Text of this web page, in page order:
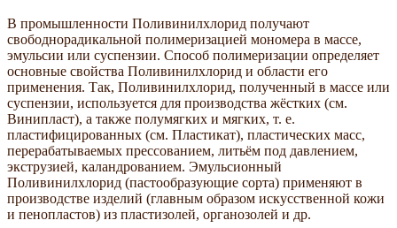
В промышленности Поливинилхлорид получают
свободнорадикальной полимеризацией мономера в массе,
эмульсии или суспензии. Способ полимеризации определяет
основные свойства Поливинилхлорид и области его
применения. Так, Поливинилхлорид, полученный в массе или
суспензии, используется для производства жёстких (см.
Винипласт), а также полумягких и мягких, т. е.
пластифицированных (см. Пластикат), пластических масс,
перерабатываемых прессованием, литьём под давлением,
экструзией, каландрованием. Эмульсионный
Поливинилхлорид (пастообразующие сорта) применяют в
производстве изделий (главным образом искусственной кожи
и пенопластов) из пластизолей, органозолей и др.